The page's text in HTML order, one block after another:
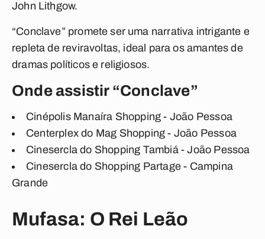
John Lithgow.
“Conclave” promete ser uma narrativa intrigante e
repleta de reviravoltas, ideal para os amantes de
dramas políticos e religiosos.
Onde assistir “Conclave”
Cinépolis Manaíra Shopping - João Pessoa
Centerplex do Mag Shopping - João Pessoa
Cinesercla do Shopping Tambiá - João Pessoa
Cinesercla do Shopping Partage - Campina
Grande
Mufasa: O Rei Leão